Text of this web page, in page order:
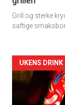
Grill og sterke
saftige
Artikler
detail
UKENS DRINK